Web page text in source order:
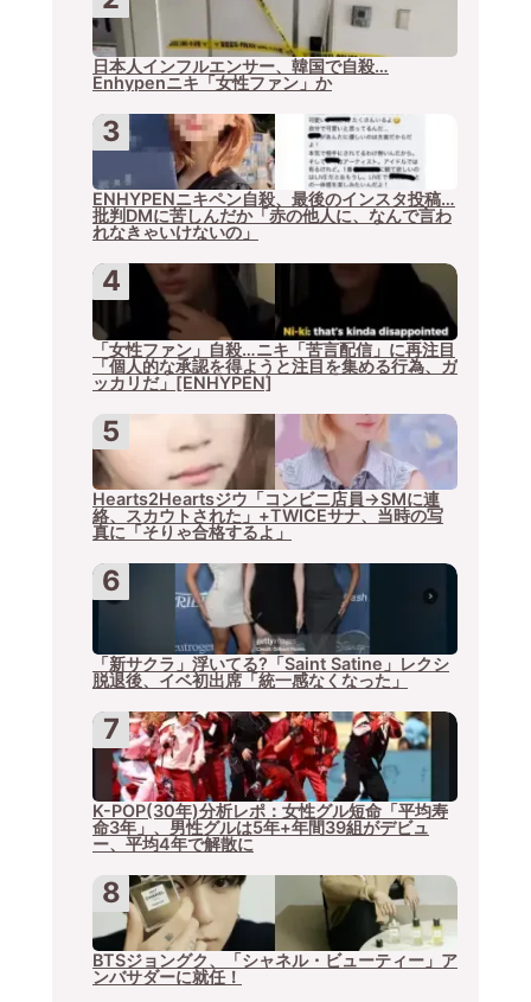
日本人インフルエンサー、韓国で自殺…
Enhypenニキ「女性ファン」か
ENHYPENニキペン自殺、最後のインスタ投稿…
批判DMに苦しんだか「赤の他人に、なんで言わ
れなきゃいけないの」
「女性ファン」自殺…ニキ「苦言配信」に再注目
「個人的な承認を得ようと注目を集める行為、ガ
ッカリだ」[ENHYPEN]
Hearts2Heartsジウ「コンビニ店員→SMに連
絡、スカウトされた」+TWICEサナ、当時の写
真に「そりゃ合格するよ」
「新サクラ」浮いてる?「Saint Satine」レクシ
脱退後、イベ初出席「統一感なくなった」
K-POP(30年)分析レポ：女性グル短命「平均寿
命3年」、男性グルは5年+年間39組がデビュ
ー、平均4年で解散に
BTSジョングク、「シャネル・ビューティー」ア
ンバサダーに就任！